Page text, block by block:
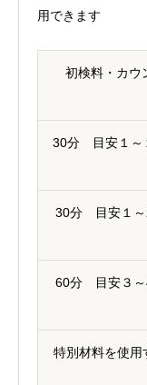
用できます
初検料・カウ
30分 目安１
30分 目安１
60分 目安３
特別材料を使用
